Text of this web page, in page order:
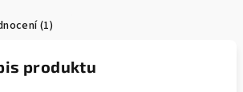
(1)
produktu